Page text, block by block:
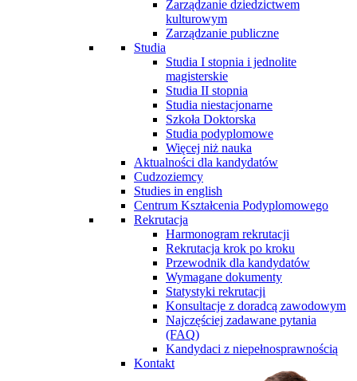
Zarządzanie dziedzictwem
kulturowym
Zarządzanie publiczne
Studia
Studia I stopnia i jednolite
magisterskie
Studia II stopnia
Studia niestacjonarne
Szkoła Doktorska
Studia podyplomowe
Więcej niż nauka
Aktualności dla kandydatów
Cudzoziemcy
Studies in english
Centrum Kształcenia Podyplomowego
Rekrutacja
Harmonogram rekrutacji
Rekrutacja krok po kroku
Przewodnik dla kandydatów
Wymagane dokumenty
Statystyki rekrutacji
Konsultacje z doradcą zawodowym
Najczęściej zadawane pytania
(FAQ)
Kandydaci z niepełnosprawnością
Kontakt